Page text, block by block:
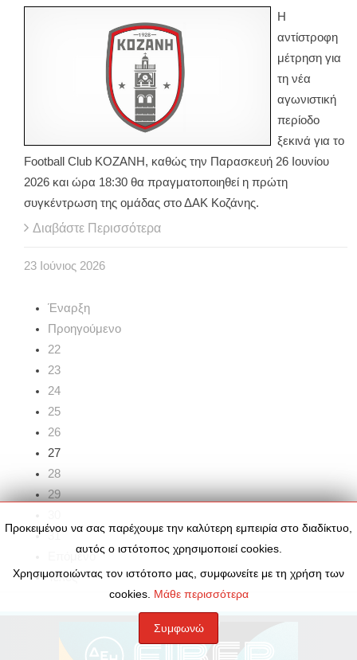
Η
αντίστροφη
μέτρηση για
τη νέα
αγωνιστική
περίοδο
ξεκινά για το
Football Club ΚΟΖΑΝΗ, καθώς την Παρασκευή 26 Ιουνίου
2026 και ώρα 18:30 θα πραγματοποιηθεί η πρώτη
συγκέντρωση της ομάδας στο ΔΑΚ Κοζάνης.
Διαβάστε Περισσότερα
23 Ιούνιος 2026
Έναρξη
Προηγούμενο
22
23
24
25
26
27
28
29
31
Επόμενο
Τέλος
Προκειμένου να σας παρέχουμε την καλύτερη εμπειρία στο διαδίκτυο,
αυτός ο ιστότοπος χρησιμοποιεί cookies.
Χρησιμοποιώντας τον ιστότοπο μας, συμφωνείτε με τη χρήση των
cookies. Μάθε περισσότερα
Συμφωνώ